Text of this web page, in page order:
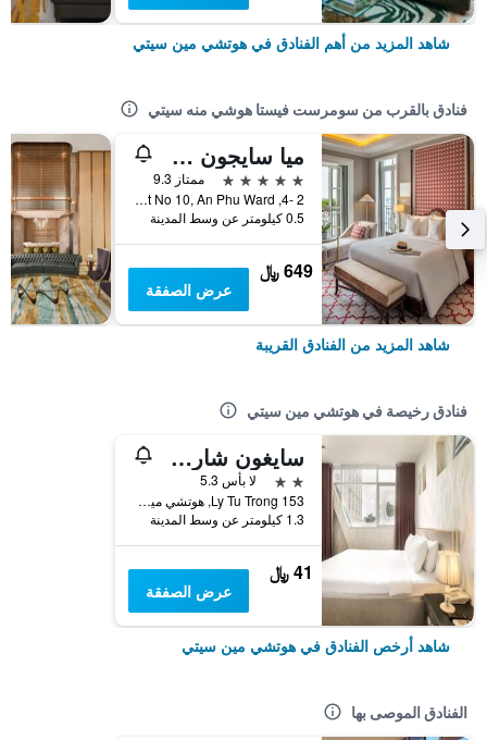
شاهد المزيد من أهم الفنادق في هوتشي مين سيتي
فنادق بالقرب من سومرست فيستا هوشي منه سيتي
ميا سايجون لاكشري بوتيك هوتل
5 نجوم
ممتاز 9.3
2 -4, Street No 10, An Phu Ward, هوتشي مين سيتي, فيتنام
0.5 كيلومتر عن وسط المدينة
649 ﷼
عرض الصفقة
شاهد المزيد من الفنادق القريبة
فنادق رخيصة في هوتشي مين سيتي
سايغون شارم هوتل
2 نجمتين
لا بأس 5.3
153 Ly Tu Trong, هوتشي مين سيتي, فيتنام
1.3 كيلومتر عن وسط المدينة
41 ﷼
عرض الصفقة
شاهد أرخص الفنادق في هوتشي مين سيتي
الفنادق الموصى بها